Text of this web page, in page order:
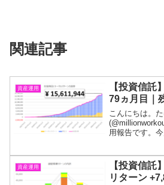
関連記事
資産運用
【投資信託
79ヵ月目｜
こんにちは。
用報告です。
ださい(; ･`д･
資産運用
【投資信託
リターン